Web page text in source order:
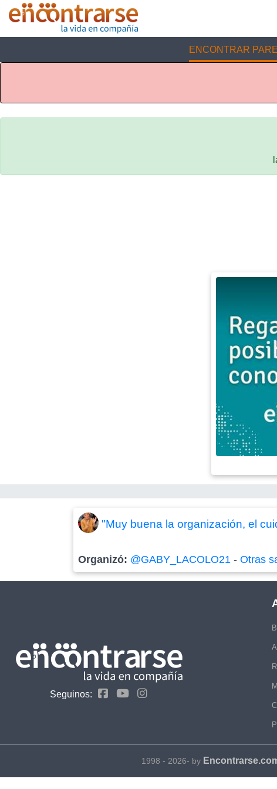
ENCONTRAR
"Muy buena la organización, el
Organizó: @GABY_LACOLO21 -Otras
Seguinos:
1998 - 2026- by